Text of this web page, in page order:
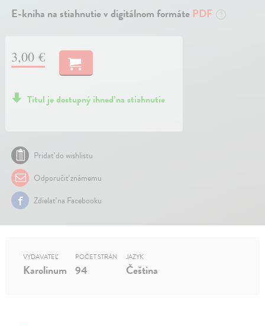
E-kniha na stiahnutie v digitálnom formáte PDF ?
3,00 €
Titul je dostupný ihneď na stiahnutie
Pridať do wishlistu
Odporučiť známemu
Zdielať na Facebooku
VYDAVATEĽ
Karolinum
POČET STRÁN
94
JAZYK
Čeština